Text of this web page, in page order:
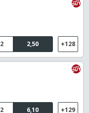
2,50
2 +128
6,10
2 +129